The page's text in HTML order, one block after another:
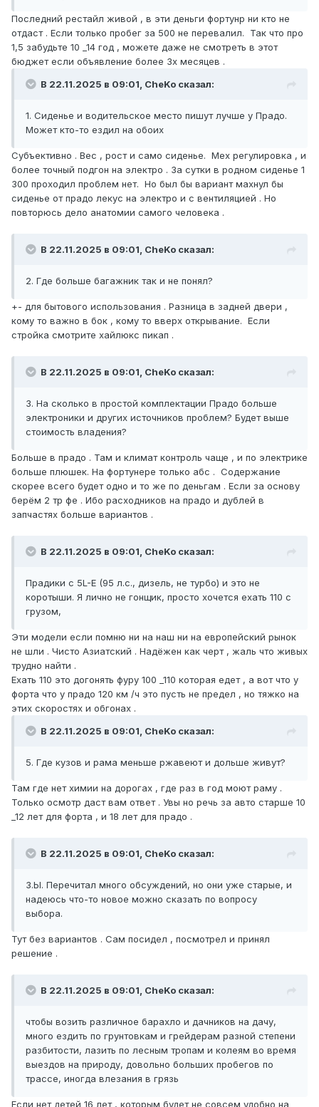
Последний рестайл живой , в эти деньги фортунр ни кто не
отдаст . Если только пробег за 500 не перевалил. Так что про
1,5 забудьте 10 _14 год , можете даже не смотреть в этот
бюджет если объявление более 3х месяцев .
В 22.11.2025 в 09:01, CheKo сказал:
1. Сиденье и водительское место пишут лучше у Прадо.
Может кто-то ездил на обоих
Субъективно . Вес , рост и само сиденье. Мех регулировка , и
более точный подгон на электро . За сутки в родном сиденье 1
300 проходил проблем нет. Но был бы вариант махнул бы
сиденье от прадо лекус на электро и с вентиляцией . Но
повторюсь дело анатомии самого человека .
В 22.11.2025 в 09:01, CheKo сказал:
2. Где больше багажник так и не понял?
+- для бытового использования . Разница в задней двери ,
кому то важно в бок , кому то вверх открывание. Если
стройка смотрите хайлюкс пикап .
В 22.11.2025 в 09:01, CheKo сказал:
3. На сколько в простой комплектации Прадо больше
электроники и других источников проблем? Будет выше
стоимость владения?
Больше в прадо . Там и климат контроль чаще , и по электрике
больше плюшек. На фортунере только абс . Содержание
скорее всего будет одно и то же по деньгам . Если за основу
берём 2 тр фе . Ибо расходников на прадо и дублей в
запчастях больше вариантов .
В 22.11.2025 в 09:01, CheKo сказал:
Прадики с 5L-E (95 л.с., дизель, не турбо) и это не
коротыши. Я лично не гонщик, просто хочется ехать 110 с
грузом,
Эти модели если помню ни на наш ни на европейский рынок
не шли . Чисто Азиатский . Надёжен как черт , жаль что живых
трудно найти .
Ехать 110 это догонять фуру 100 _110 которая едет , а вот что у
форта что у прадо 120 км /ч это пусть не предел , но тяжко на
этих скоростях и обгонах .
В 22.11.2025 в 09:01, CheKo сказал:
5. Где кузов и рама меньше ржавеют и дольше живут?
Там где нет химии на дорогах , где раз в год моют раму .
Только осмотр даст вам ответ . Увы но речь за авто старше 10
_12 лет для форта , и 18 лет для прадо .
В 22.11.2025 в 09:01, CheKo сказал:
З.Ы. Перечитал много обсуждений, но они уже старые, и
надеюсь что-то новое можно сказать по вопросу
выбора.
Тут без вариантов . Сам посидел , посмотрел и принял
решение .
В 22.11.2025 в 09:01, CheKo сказал:
чтобы возить различное барахло и дачников на дачу,
много ездить по грунтовкам и грейдерам разной степени
разбитости, лазить по лесным тропам и колеям во время
выездов на природу, довольно больших пробегов по
трассе, иногда влезания в грязь
Если нет детей 16 лет , которым будет не совсем удобно на